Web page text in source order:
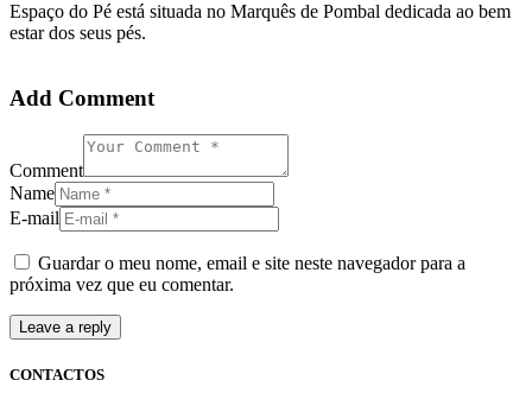
Espaço do Pé está situada no Marquês de Pombal dedicada ao bem
estar dos seus pés.
Add Comment
Comment
Name
E-mail
Guardar o meu nome, email e site neste navegador para a
próxima vez que eu comentar.
CONTACTOS